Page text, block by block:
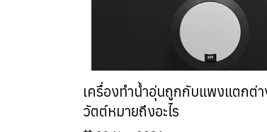
เครื่องทำน้ำอุ่นถูกกับแพงแตกต่า
วัตต์หมายถึงอะไร